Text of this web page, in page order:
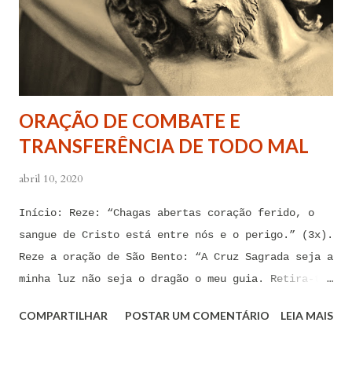
forças espirituais malignas que me amarram e
atormentam por meio desses sentimentos para que se
afastem de mim juntamente com todas as suas
tentações. Senhor Jesus, a partir de agora eu não
quero mais me deixar arrastar por esses espíritos
de impotência, de apego, de escravidão
sentimental, de devassidão, de adultério, de
ORAÇÃO DE COMBATE E
TRANSFERÊNCIA DE TODO MAL
abril 10, 2020
Início: Reze: “Chagas abertas coração ferido, o
sangue de Cristo está entre nós e o perigo.” (3x).
Reze a oração de São Bento: “A Cruz Sagrada seja a
minha luz não seja o dragão o meu guia. Retira-te
que me ofereces, bebe tu mesmo o teu veneno.” Reze
COMPARTILHAR POSTAR UM COMENTÁRIO LEIA MAIS